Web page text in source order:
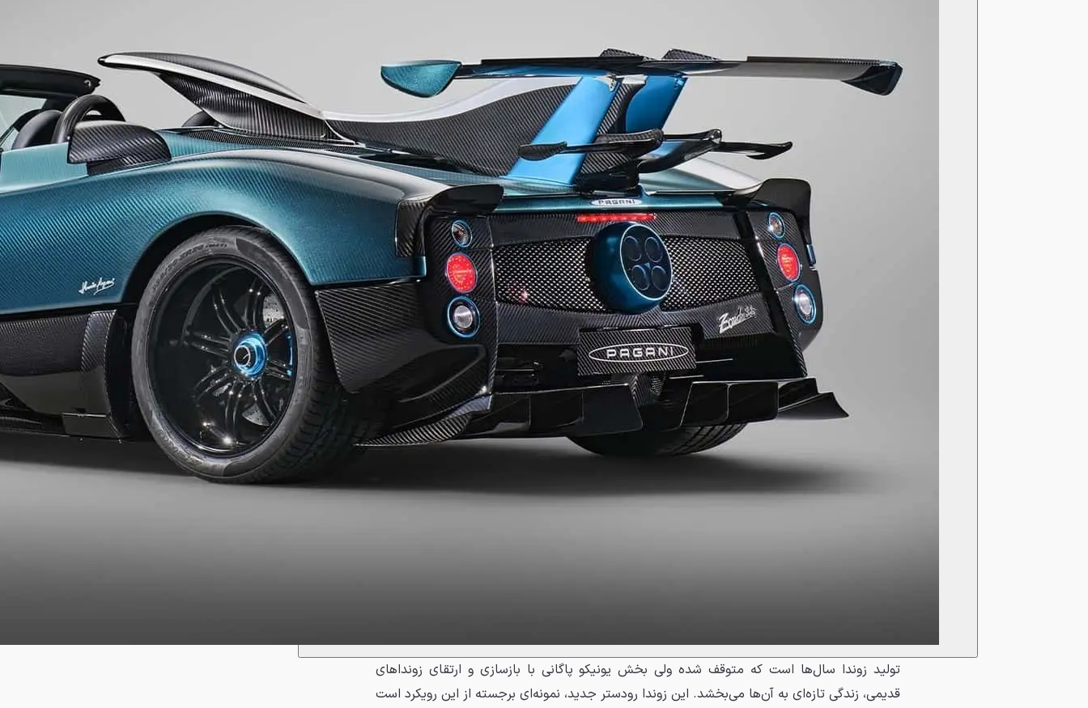
تولید زوندا سال‌ها است که متوقف شده ولی بخش یونیکو پاگانی با بازسازی و ارتقای زونداهای
قدیمی، زندگی تازه‌ای به آن‌ها می‌بخشد. این زوندا رودستر جدید، نمونه‌ای برجسته از این رویکرد است